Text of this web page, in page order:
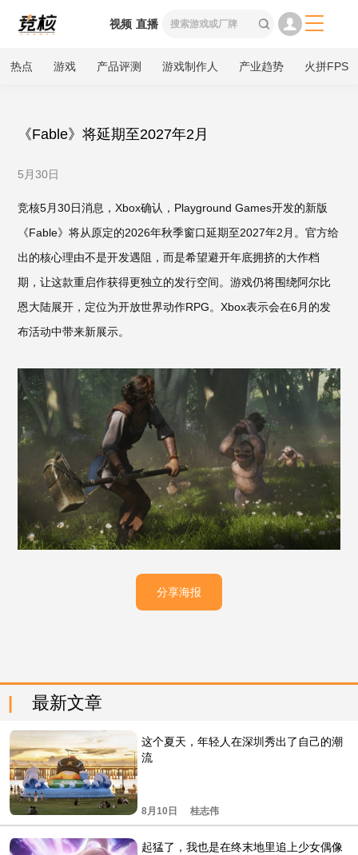
视频 直播  
热点 游戏 产品评测 游戏制作人 产业趋势 火拼FPS
《Fable》将延期至2027年2月
5月30日
竞核5月30日消息，Xbox确认，Playground Games开发的新版
《Fable》将从原定的2026年秋季窗口延期至2027年2月。官方给
出的核心理由不是开发遇阻，而是希望避开年底拥挤的大作档
期，让这款重启作获得更独立的发行空间。游戏仍将围绕阿尔比
恩大陆展开，定位为开放世界动作RPG。Xbox表示会在6月的发
布活动中带来新展示。
分享海报
最新文章
这个夏天，年轻人在深圳秀出了自己的潮
流
8月10日 桂志伟
起猛了，我也是在终末地里追上少女偶像